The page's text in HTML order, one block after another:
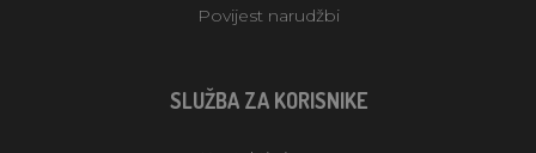
Povijest narudžbi
SLUŽBA ZA KORISNIKE